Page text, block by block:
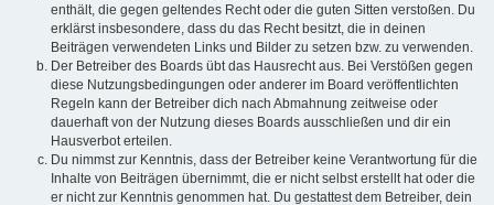
enthält, die gegen geltendes Recht oder die guten Sitten verstoßen. Du
erklärst insbesondere, dass du das Recht besitzt, die in deinen
Beiträgen verwendeten Links und Bilder zu setzen bzw. zu verwenden.
Der Betreiber des Boards übt das Hausrecht aus. Bei Verstößen gegen
diese Nutzungsbedingungen oder anderer im Board veröffentlichten
Regeln kann der Betreiber dich nach Abmahnung zeitweise oder
dauerhaft von der Nutzung dieses Boards ausschließen und dir ein
Hausverbot erteilen.
Du nimmst zur Kenntnis, dass der Betreiber keine Verantwortung für die
Inhalte von Beiträgen übernimmt, die er nicht selbst erstellt hat oder die
er nicht zur Kenntnis genommen hat. Du gestattest dem Betreiber, dein